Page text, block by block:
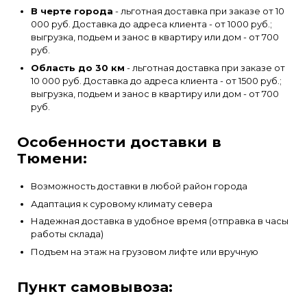
В черте города - льготная доставка при заказе от 10
000 руб. Доставка до адреса клиента - от 1000 руб.;
выгрузка, подьем и занос в квартиру или дом - от 700
руб.
Область до 30 км - льготная доставка при заказе от
10 000 руб. Доставка до адреса клиента - от 1500 руб.;
выгрузка, подьем и занос в квартиру или дом - от 700
руб.
Особенности доставки в
Тюмени:
Возможность доставки в любой район города
Адаптация к суровому климату севера
Надежная доставка в удобное время (отправка в часы
работы склада)
Подъем на этаж на грузовом лифте или вручную
Пункт самовывоза: